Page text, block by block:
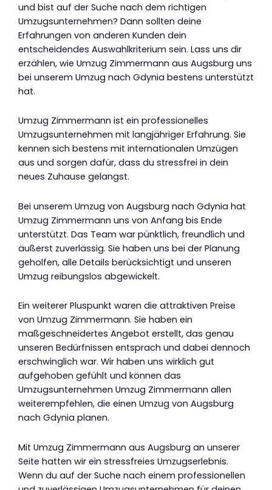
und bist auf der Suche nach dem richtigen
Umzugsunternehmen? Dann sollten deine
Erfahrungen von anderen Kunden dein
entscheidendes Auswahlkriterium sein. Lass uns dir
erzählen, wie Umzug Zimmermann aus Augsburg uns
bei unserem Umzug nach Gdynia bestens unterstützt
hat.
Umzug Zimmermann ist ein professionelles
Umzugsunternehmen mit langjähriger Erfahrung. Sie
kennen sich bestens mit internationalen Umzügen
aus und sorgen dafür, dass du stressfrei in dein
neues Zuhause gelangst.
Bei unserem Umzug von Augsburg nach Gdynia hat
Umzug Zimmermann uns von Anfang bis Ende
unterstützt. Das Team war pünktlich, freundlich und
äußerst zuverlässig. Sie haben uns bei der Planung
geholfen, alle Details berücksichtigt und unseren
Umzug reibungslos abgewickelt.
Ein weiterer Pluspunkt waren die attraktiven Preise
von Umzug Zimmermann. Sie haben ein
maßgeschneidertes Angebot erstellt, das genau
unseren Bedürfnissen entsprach und dabei dennoch
erschwinglich war. Wir haben uns wirklich gut
aufgehoben gefühlt und können das
Umzugsunternehmen Umzug Zimmermann allen
weiterempfehlen, die einen Umzug von Augsburg
nach Gdynia planen.
Mit Umzug Zimmermann aus Augsburg an unserer
Seite hatten wir ein stressfreies Umzugserlebnis.
Wenn du auf der Suche nach einem professionellen